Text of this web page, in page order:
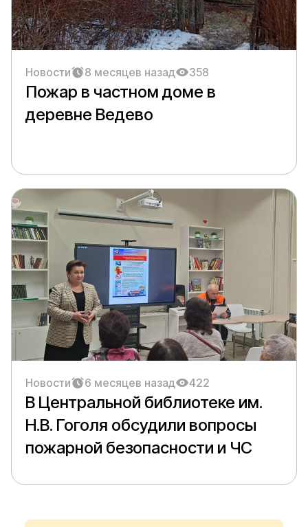
Новости 8 месяцев назад 358
Пожар в частном доме в
деревне Ведево
Новости 6 месяцев назад 422
В Центральной библиотеке им.
Н.В. Гоголя обсудили вопросы
пожарной безопасности и ЧС